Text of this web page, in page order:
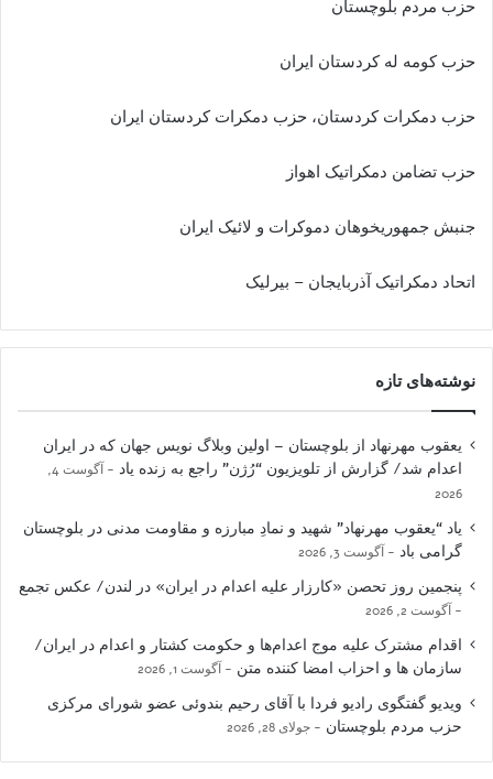
حزب مردم بلوچستان
حزب کومه له کردستان ایران
حزب دمکرات کردستان، حزب دمکرات کردستان ایران
حزب تضامن دمکراتیک اهواز
جنبش جمهوریخوهان دموکرات و لائیک ایران
اتحاد دمکراتیک آذربایجان – بیرلیک
نوشته‌های تازه
یعقوب مهرنهاد از بلوچستان – اولین وبلاگ نویس جهان که در ایران
اعدام شد/ گزارش از تلویزیون “رُژن” راجع به زنده یاد
آگوست 4,
2026
یاد “یعقوب مهرنهاد” شهید و نمادِ مبارزه و مقاومت مدنی در بلوچستان
گرامی باد
آگوست 3, 2026
پنجمین روز تحصن «کارزار علیه اعدام در ایران» در لندن/ عکس تجمع
آگوست 2, 2026
اقدام مشترک علیه موج اعدام‌ها و حکومت کشتار و اعدام در ایران/
سازمان ها و احزاب امضا کننده متن
آگوست 1, 2026
ویدیو گفتگوی رادیو فردا با آقای رحیم بندوئی عضو شورای مرکزی
حزب مردم بلوچستان
جولای 28, 2026